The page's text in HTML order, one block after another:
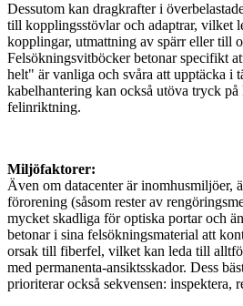
Dessutom kan dragkrafter i
till kopplingsstövlar och adaptrar, vilket
kopplingar, utmattning av spärr eller till
Felsökningsvitböcker betonar specifikt
helt" är vanliga och svåra att upptäcka i
kabelhantering kan också utöva tryck
felinriktning.
Miljöfaktorer:
Även om datacenter är inomhusmiljöer,
förorening (såsom rester av
mycket skadliga för optiska portar och
betonar i sina felsökningsmaterial att
orsak till fiberfel, vilket kan leda till
med permanenta-ansiktsskador. Dess
prioriterar också sekvensen: inspektera,